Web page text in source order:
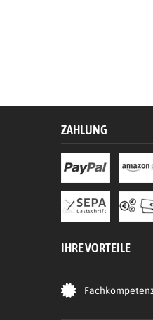
ZAHLUNG
IHRE VORTEILE